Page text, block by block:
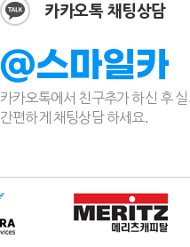
카카오톡 채팅상담
@스마일카
카카오톡에서 친구추가 하신 후
간편하게 채팅상담 하세요.